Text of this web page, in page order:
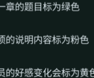
的说明内容标为粉色
的好感变化会标为黄色
变化标为蓝色